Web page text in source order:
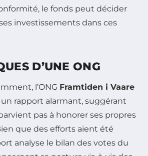
le fonds peut décider
investissements dans ces
D’UNE ONG
l’ONG Framtiden i Vaare
rapport alarmant, suggérant
pas à honorer ses propres
que des efforts aient été
analyse le bilan des votes du